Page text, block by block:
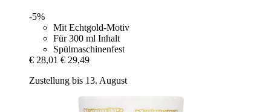
-5%
Mit Echtgold-Motiv
Für 300 ml Inhalt
Spülmaschinenfest
€ 28,01 € 29,49
Zustellung bis 13. August